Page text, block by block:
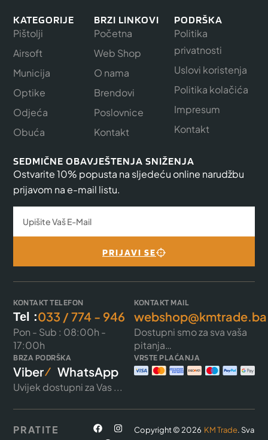
KATEGORIJE
Pištolji
Airsoft
Municija
Optike
Odjeća
Obuća
BRZI LINKOVI
Početna
Web Shop
O nama
Brendovi
Poslovnice
Kontakt
PODRŠKA
Politika
privatnosti
Uslovi koristenja
Politika kolačića
Impresum
Kontakt
SEDMIČNE OBAVJEŠTENJA SNIŽENJA
Ostvarite 10% popusta na sljedeću online narudžbu
prijavom na e-mail listu.
PRIJAVI SE
KONTAKT TELEFON
Tel :033 / 774 - 946
Pon - Sub : 08:00h -
17:00h
KONTAKT MAIL
webshop@kmtrade.ba
Dostupni smo za sva vaša
pitanja…
BRZA PODRŠKA
Viber WhatsApp
Uvijek dostupni za Vas ...
VRSTE PLAĆANJA
Copyright © 2026 KM Trade. Sva
PRATITE